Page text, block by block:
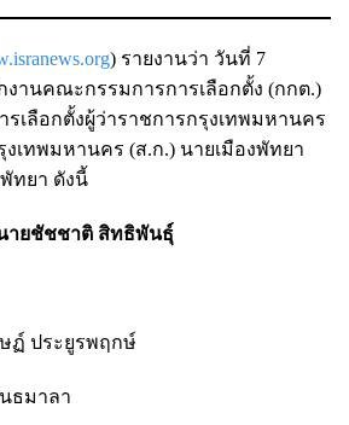
) รายงานว่า วันที่ 7
งานคณะกรรมการการเลือกตั้ง (กกต.)
รเลือกตั้งผู้ว่าราชการกรุงเทพมหานคร
เทพมหานคร (ส.ก.) นายเมืองพัทยา
ทยา ดังนี้
ายชัชชาติ สิทธิพันธุ์
ฏ์ ประยูรพฤกษ์
ธมาลา